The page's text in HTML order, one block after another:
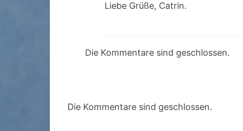
Liebe Grüße, Catrin.
Die Kommentare sind geschlossen.
Die Kommentare sind geschlossen.